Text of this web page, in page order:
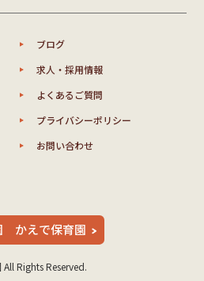
ブログ
求人・採用情報
よくあるご質問
プライバシーポリシー
お問い合わせ
かえで保育園
Rights Reserved.